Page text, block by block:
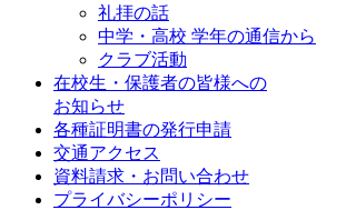
礼拝の話
中学・高校 学年の通信から
クラブ活動
在校生・保護者の皆様への
お知らせ
各種証明書の発行申請
交通アクセス
資料請求・お問い合わせ
プライバシーポリシー